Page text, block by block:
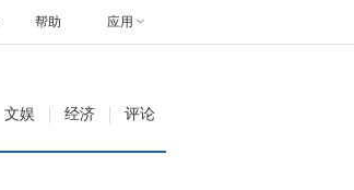
帮助 应用
文娱 经济 评论